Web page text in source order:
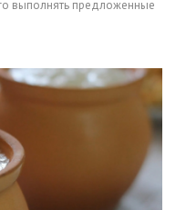
выполнять предложенные